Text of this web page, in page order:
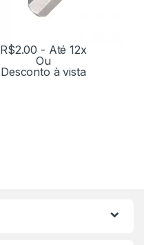
R$2.00 - Até 12x
Ou
Desconto à vista